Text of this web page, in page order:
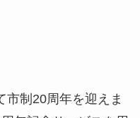
市制20周年を迎えま